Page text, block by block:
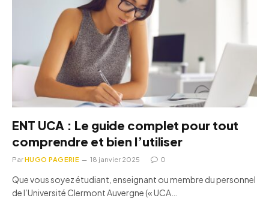
ENT UCA : Le guide complet pour tout
comprendre et bien l’utiliser
ParHUGO PAGERIE 18 janvier 2025 0
Que vous soyez étudiant, enseignant ou membre du personnel
de l’Université Clermont Auvergne (« UCA…